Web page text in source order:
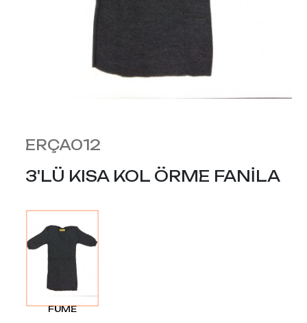
ERÇA012
3'LÜ KISA KOL ÖRME FANİLA
FÜME